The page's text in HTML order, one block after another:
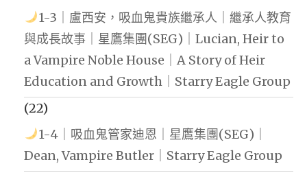
1-3｜盧西安，吸血鬼貴族繼承人｜繼承人教育
與成長故事｜星鷹集團(SEG)｜Lucian, Heir to
a Vampire Noble House｜A Story of Heir
Education and Growth｜Starry Eagle Group
(22)
1-4｜吸血鬼管家迪恩｜星鷹集團(SEG)｜
Dean, Vampire Butler｜Starry Eagle Group